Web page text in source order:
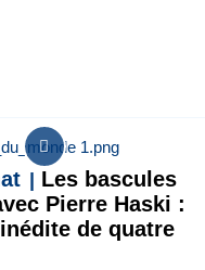
Les bascules
Pierre Haski :
de quatre